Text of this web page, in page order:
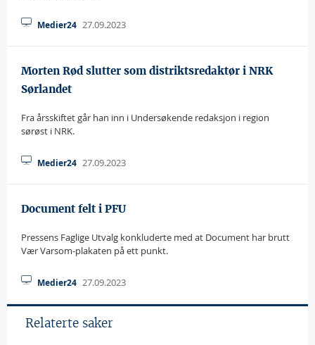
Medier24 27.09.2023
Morten Rød slutter som distriktsredaktør i NRK
Sørlandet
Fra årsskiftet går han inn i Undersøkende redaksjon i region
sørøst i NRK.
Medier24 27.09.2023
Document felt i PFU
Pressens Faglige Utvalg konkluderte med at Document har brutt
Vær Varsom-plakaten på ett punkt.
Medier24 27.09.2023
Relaterte saker